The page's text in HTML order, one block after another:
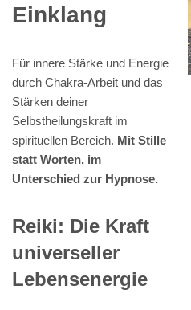
Einklang
Für innere Stärke und Energie
durch Chakra-Arbeit und das
Stärken deiner
Selbstheilungskraft im
spirituellen Bereich. Mit Stille
statt Worten, im
Unterschied zur Hypnose.
Reiki: Die Kraft
universeller
Lebensenergie